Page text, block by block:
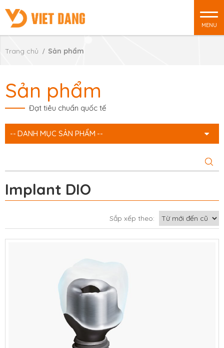
MENU
Trang chủ Sản phẩm
Sản phẩm
Đạt tiêu chuẩn quốc tế
DANH MỤC SẢN PHẨM
Implant DIO
Sắp xếp theo: